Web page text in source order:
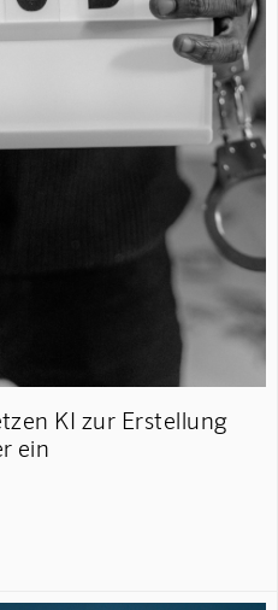
KI zur Erstellung
ein